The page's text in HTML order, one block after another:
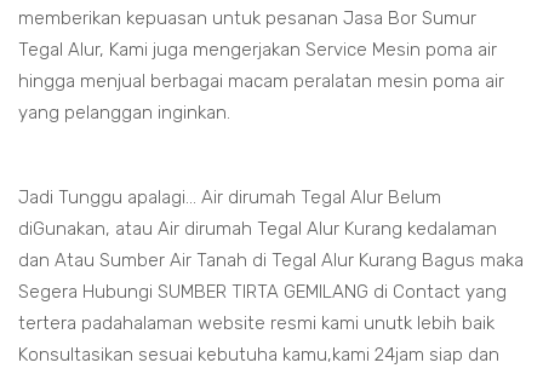
memberikan kepuasan untuk pesanan Jasa Bor Sumur
Tegal Alur, Kami juga mengerjakan Service Mesin poma air
hingga menjual berbagai macam peralatan mesin poma air
yang pelanggan inginkan.
Jadi Tunggu apalagi... Air dirumah Tegal Alur Belum
diGunakan, atau Air dirumah Tegal Alur Kurang kedalaman
dan Atau Sumber Air Tanah di Tegal Alur Kurang Bagus maka
Segera Hubungi SUMBER TIRTA GEMILANG di Contact yang
tertera padahalaman website resmi kami unutk lebih baik
Konsultasikan sesuai kebutuha kamu,kami 24jam siap dan